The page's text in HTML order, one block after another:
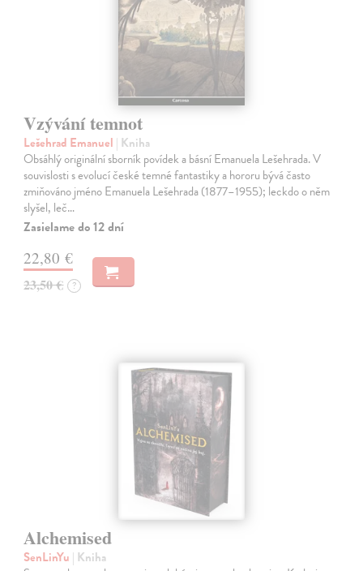
Vzývání temnot
Lešehrad Emanuel | Kniha
Obsáhlý originální sborník povídek a básní Emanuela Lešehrada. V
souvislosti s evolucí české temné fantastiky a hororu bývá často
zmiňováno jméno Emanuela Lešehrada (1877–1955); leckdo o něm
slyšel, leč…
Zasielame do 12 dní
22,80 €
23,50 € ?
Alchemised
SenLinYu | Kniha